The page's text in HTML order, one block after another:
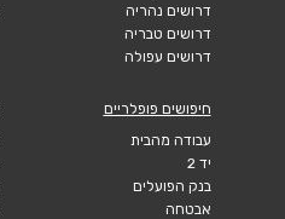
דרושים נהריה
דרושים טבריה
דרושים עפולה
חיפושים פופלריים
עבודה מהבית
יד 2
בנק הפועלים
אבטחה